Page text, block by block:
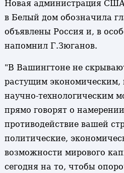
Новая администрация США
в Белый дом обозначила
объявлены Россия и, в
напомнил Г.Зюганов.
"В Вашингтоне не
растущим экономическим,
научно-технологическим
прямо говорят о
противодействие вашей
политические,
возможности мирового
сегодня на то, чтобы